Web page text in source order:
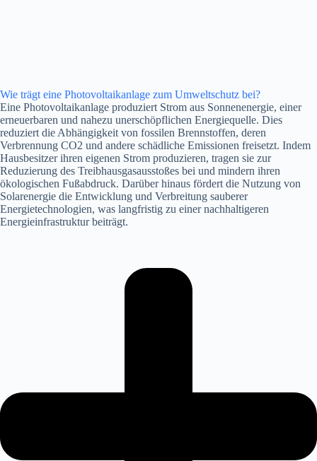
Wie trägt eine Photovoltaikanlage zum Umweltschutz bei?
Eine Photovoltaikanlage produziert Strom aus Sonnenenergie, einer
erneuerbaren und nahezu unerschöpflichen Energiequelle. Dies
reduziert die Abhängigkeit von fossilen Brennstoffen, deren
Verbrennung CO2 und andere schädliche Emissionen freisetzt. Indem
Hausbesitzer ihren eigenen Strom produzieren, tragen sie zur
Reduzierung des Treibhausgasausstoßes bei und mindern ihren
ökologischen Fußabdruck. Darüber hinaus fördert die Nutzung von
Solarenergie die Entwicklung und Verbreitung sauberer
Energietechnologien, was langfristig zu einer nachhaltigeren
Energieinfrastruktur beiträgt.